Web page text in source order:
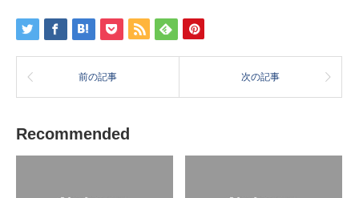
前の記事 次の記事
Recommended